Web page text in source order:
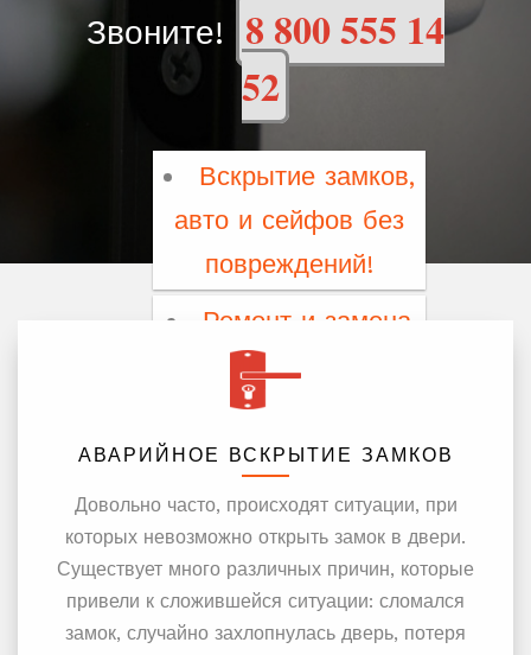
Звоните!
8 800 555 14
52
Вскрытие замков,
авто и сейфов без
повреждений!
Ремонт и замена
замков любой
сложности!
Стоимость
вскрытия замка от
500 рублей!
Опытный мастер
АВАРИЙНОЕ ВСКРЫТИЕ ЗАМКОВ
Довольно часто, происходят ситуации, при
которых невозможно открыть замок в двери.
Существует много различных причин, которые
привели к сложившейся ситуации: сломался
замок, случайно захлопнулась дверь, потеря